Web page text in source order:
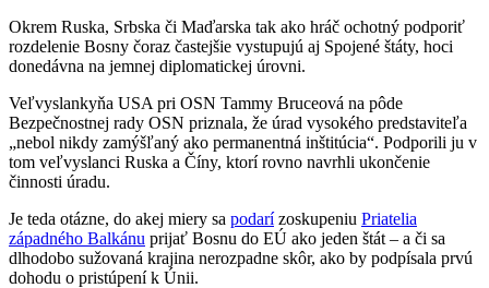
Okrem Ruska, Srbska či Maďarska tak ako hráč ochotný podporiť
rozdelenie Bosny čoraz častejšie vystupujú aj Spojené štáty, hoci
donedávna na jemnej diplomatickej úrovni.
Veľvyslankyňa USA pri OSN Tammy Bruceová na pôde
Bezpečnostnej rady OSN priznala, že úrad vysokého predstaviteľa
„nebol nikdy zamýšľaný ako permanentná inštitúcia“. Podporili ju v
tom veľvyslanci Ruska a Číny, ktorí rovno navrhli ukončenie
činnosti úradu.
Je teda otázne, do akej miery sa podarízoskupeniu Priatelia
západného Balkánu prijať Bosnu do EÚ ako jeden štát – a či sa
dlhodobo sužovaná krajina nerozpadne skôr, ako by podpísala prvú
dohodu o pristúpení k Únii.